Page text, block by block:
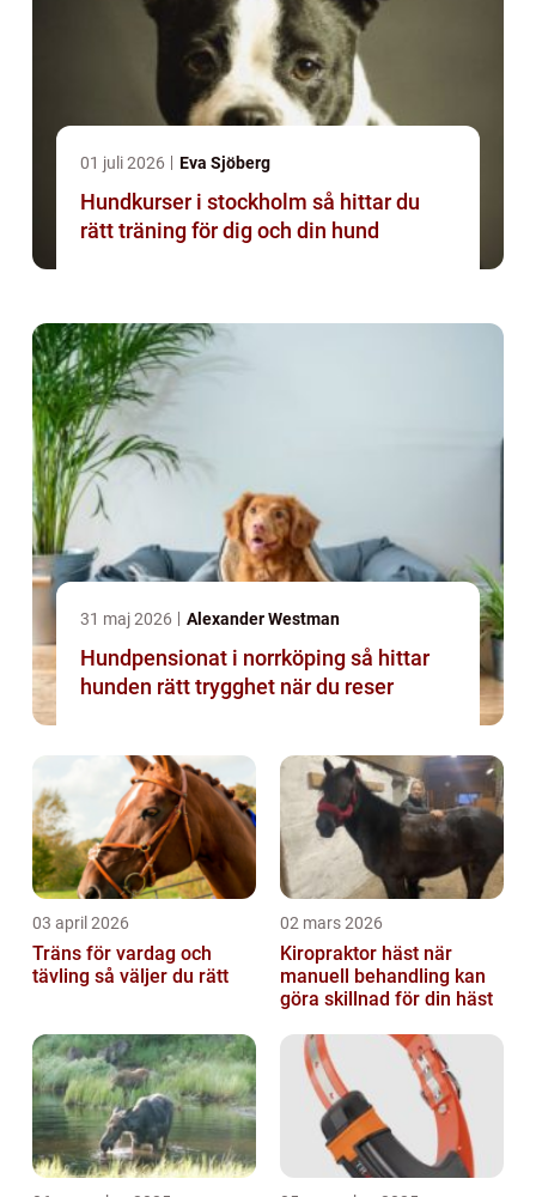
01 juli 2026 Eva Sjöberg
Hundkurser i stockholm så hittar du
rätt träning för dig och din hund
31 maj 2026 Alexander Westman
Hundpensionat i norrköping så hittar
hunden rätt trygghet när du reser
03 april 2026
Träns för vardag och
tävling så väljer du rätt
02 mars 2026
Kiropraktor häst när
manuell behandling kan
göra skillnad för din häst